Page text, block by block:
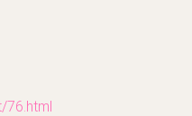
76.html